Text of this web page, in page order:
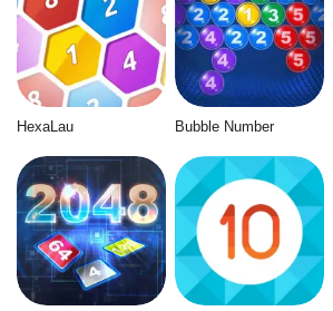
HexaLau Bubble Number